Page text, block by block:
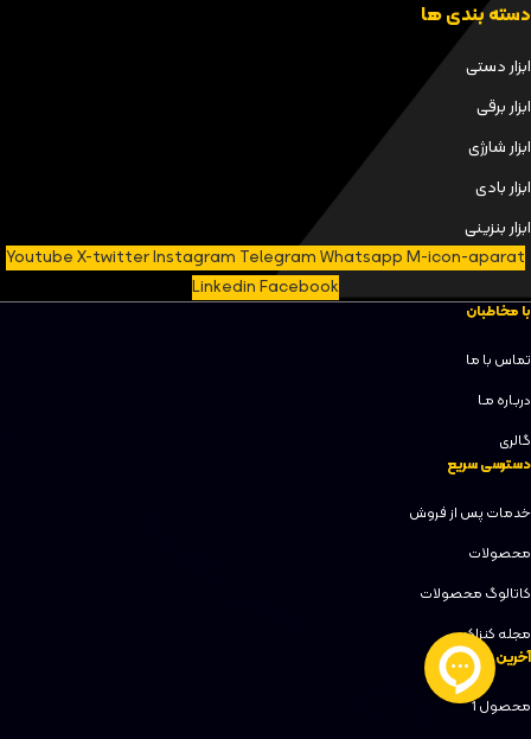
دسته بندی ها
ابزار دستی
ابزار برقی
ابزار شارژی
ابزار بادی
ابزار بنزینی
YoutubeX-twitterInstagram TelegramWhatsappM-icon-aparat
LinkedinFacebook
با مخاطبان
تماس با ما
دربـاره مـا
گالری
دسترسی سریع
خدمات پس از فروش
محصولات
کاتالوگ محصولات
مجله کنزاکس
آخرین محصولات
محصول 1